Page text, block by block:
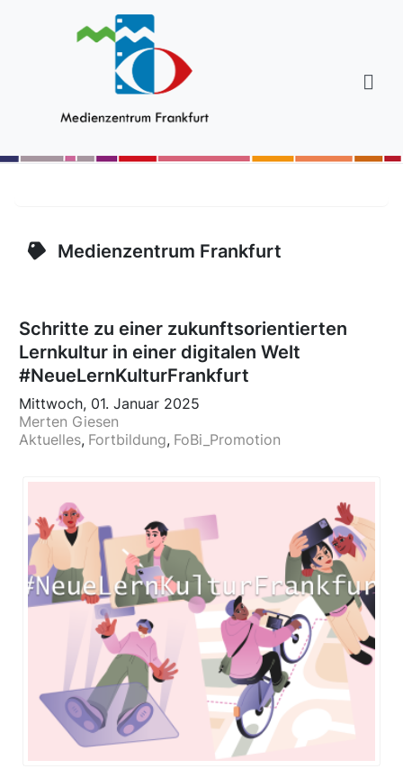
Medienzentrum Frankfurt
Schritte zu einer zukunftsorientierten
Lernkultur in einer digitalen Welt
#NeueLernKulturFrankfurt
Mittwoch, 01. Januar 2025
Merten Giesen
Aktuelles Fortbildung FoBi_Promotion